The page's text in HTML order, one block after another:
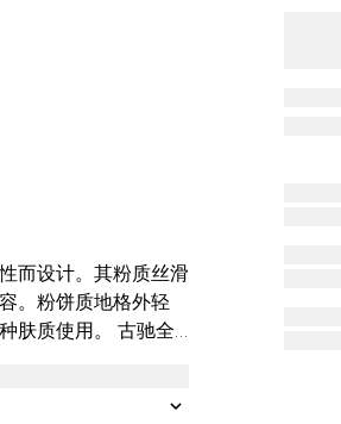
而设计。其粉质丝滑
。粉饼质地格外轻
用。 古驰全